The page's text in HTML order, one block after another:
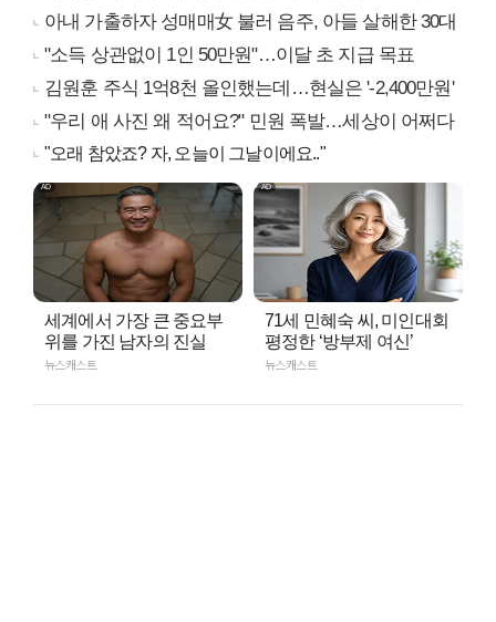
아내 가출하자 성매매女 불러 음주, 아들 살해한 30대
"소득 상관없이 1인 50만원"…이달 초 지급 목표
김원훈 주식 1억8천 올인했는데…현실은 '-2,400만원'
"우리 애 사진 왜 적어요?" 민원 폭발…세상이 어쩌다
"오래 참았죠? 자, 오늘이 그날이에요.."
세계에서 가장 큰 중요부
위를 가진 남자의 진실
뉴스캐스트
71세 민혜숙 씨, 미인대회
평정한 ‘방부제 여신’
뉴스캐스트